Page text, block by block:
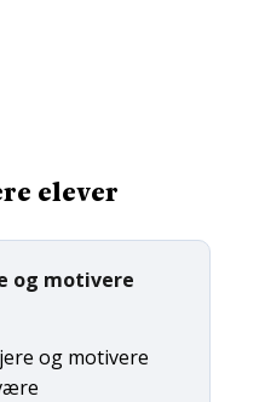
elever
og motivere
og motivere